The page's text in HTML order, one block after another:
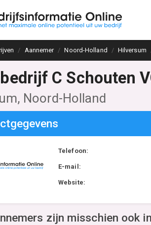
Aannemer Noord-Holland Hilversum
C Schouten
Noord-Holland
Telefoon:
E-mail:
Website:
zijn misschien ook